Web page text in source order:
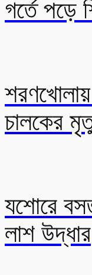
গর্তে পড়ে
চালকের
যশোরে
লাশ উদ্ধার